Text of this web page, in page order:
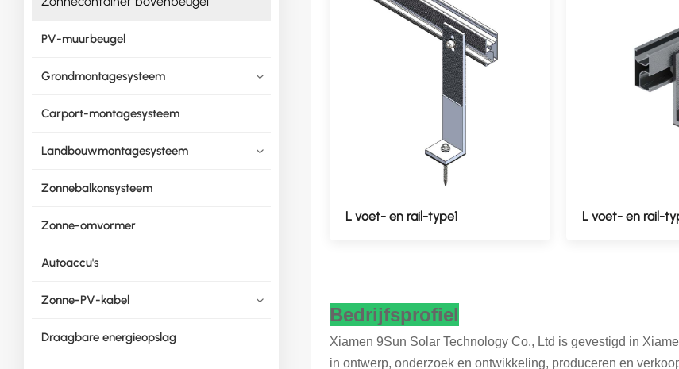
PV-muurbeugel
Grondmontagesysteem
Carport-montagesysteem
Landbouwmontagesysteem
Zonnebalkonsysteem
Zonne-omvormer
Autoaccu's
Zonne-PV-kabel
Draagbare energieopslag
L voet- en rail-type1 L voet- en rail-
Bedrijfsprofiel
Xiamen 9Sun Solar Technology Co., Ltd is gevestigd in
in ontwerp, onderzoek en ontwikkeling, produceren en